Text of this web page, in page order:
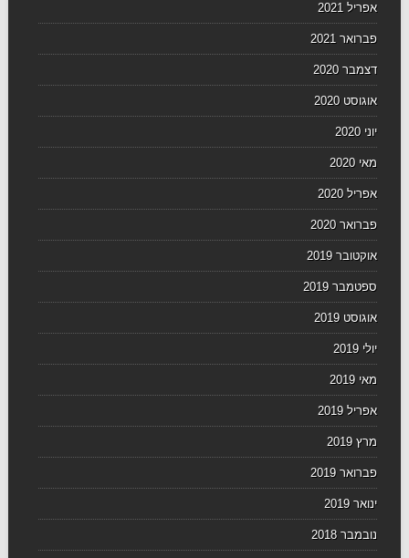
אפריל 2021
פברואר 2021
דצמבר 2020
אוגוסט 2020
יוני 2020
מאי 2020
אפריל 2020
פברואר 2020
אוקטובר 2019
ספטמבר 2019
אוגוסט 2019
יולי 2019
מאי 2019
אפריל 2019
מרץ 2019
פברואר 2019
ינואר 2019
נובמבר 2018